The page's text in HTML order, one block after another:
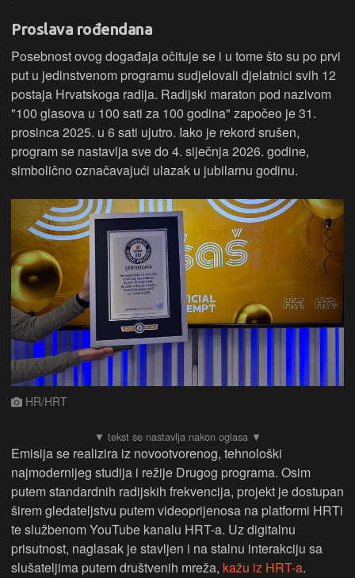
Proslava rođendana
Posebnost ovog događaja očituje se i u tome što su po prvi
put u jedinstvenom programu sudjelovali djelatnici svih 12
postaja Hrvatskoga radija. Radijski maraton pod nazivom
"100 glasova u 100 sati za 100 godina" započeo je 31.
prosinca 2025. u 6 sati ujutro. Iako je rekord srušen,
program se nastavlja sve do 4. siječnja 2026. godine,
simbolično označavajući ulazak u jubilarnu godinu.
HR/HRT
Emisija se realizira iz novootvorenog, tehnološki
najmodernijeg studija i režije Drugog programa. Osim
putem standardnih radijskih frekvencija, projekt je dostupan
širem gledateljstvu putem videoprijenosa na platformi HRTi
te službenom YouTube kanalu HRT-a. Uz digitalnu
prisutnost, naglasak je stavljen i na stalnu interakciju sa
slušateljima putem društvenih mreža, kažu iz HRT-a.